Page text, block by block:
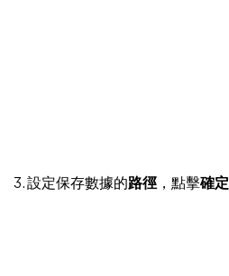
3. 設定保存數據的路徑 ，點擊確定